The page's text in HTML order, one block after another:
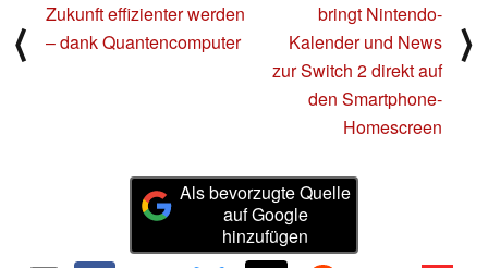
⟨
Zukunft effizienter werden
– dank Quantencomputer
bringt Nintendo-
Kalender und News
zur Switch 2 direkt auf
den Smartphone-
Homescreen
⟩
Als bevorzugte Quelle
auf Google
hinzufügen